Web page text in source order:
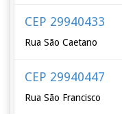
CEP 29940433
Rua São Caetano
CEP 29940447
Rua São Francisco